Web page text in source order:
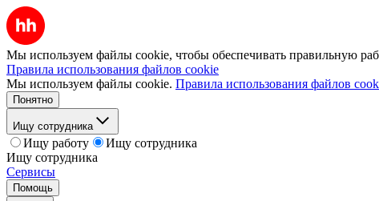
Мы используем файлы cookie, чтобы обеспечивать правильную
Правила использования файлов cookie
Мы используем файлы cookie. Правила использования файлов
Понятно
Ищу сотрудника
Ищу работу
Ищу сотрудника
Ищу сотрудника
Сервисы
Помощь